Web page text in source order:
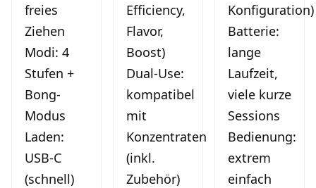
freies
Ziehen
Modi: 4
Stufen +
Bong-
Modus
Laden:
USB-C
(schnell)
Efficiency,
Flavor,
Boost)
Dual-Use:
kompatibel
mit
Konzentraten
(inkl.
Zubehör)
Konfiguration)
Batterie:
lange
Laufzeit,
viele kurze
Sessions
Bedienung:
extrem
einfach